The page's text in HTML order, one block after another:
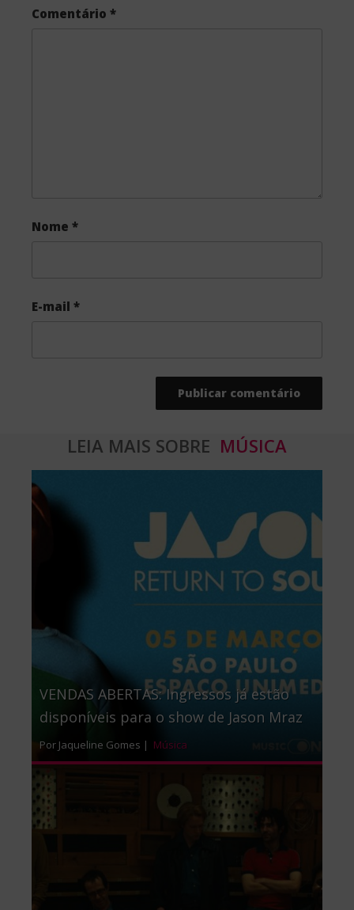
Comentário *
Nome *
E-mail *
LEIA MAIS SOBRE MÚSICA
VENDAS ABERTAS: Ingressos já estão
disponíveis para o show de Jason Mraz
Por Jaqueline Gomes | Música